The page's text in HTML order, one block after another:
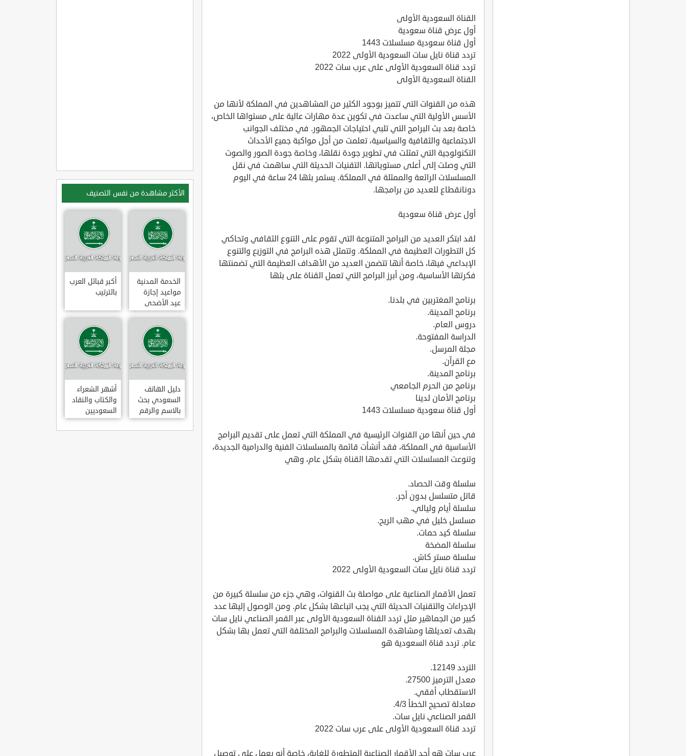
القناة السعودية الأولى
أول عرض قناة سعودية
أول قناة سعودية مسلسلات 1443
تردد قناة نايل سات السعودية الأولى 2022
تردد قناة السعودية الأولى على عرب سات 2022
القناة السعودية الأولى
هذه من القنوات التي تتميز بوجود الكثير من المشاهدين في المملكة لأنها من
الأسس الأولية التي ساعدت في تكوين عدة مهارات عالية على مستواها الخاص،
خاصة بعد بث البرامج التي تلبي احتياجات الجمهور. في مختلف الجوانب
الاجتماعية والثقافية والسياسية، تعلمت من أجل مواكبة جميع الأحداث
التكنولوجية التي تمثلت في تطوير جودة نقلها، وخاصة جودة الصور والصوت
التي وصلت إلى أعلى مستوياتها. التقنيات الحديثة التي ساهمت في نقل
المسلسلات الرائعة والممثلة في المملكة. يستمر بثها 24 ساعة في اليوم
دونانقطاع للعديد من برامجها.
أول عرض قناة سعودية
لقد ابتكر العديد من البرامج المتنوعة التي تقوم على التنوع الثقافي وتحاكي
كل التطورات العظيمة في المملكة. وتتمثل هذه البرامج في التوزيع والتنوع
الإبداعي فيها، خاصة أنها تتضمن العديد من الأهداف العظيمة التي تضمنتها
فكرتها الأساسية، ومن أبرز البرامج التي تعمل القناة على بثها
برنامج المغتربين في بلدنا.
برنامج المدينة.
دروس العام.
الدراسة المفتوحة.
مجلة المرسل.
مع القرآن.
برنامج المدينة.
برنامج من الحرم الجامعي
برنامج الأمان لدينا
أول قناة سعودية مسلسلات 1443
في حين أنها من القنوات الرئيسية في المملكة التي تعمل على تقديم البرامج
الأساسية في المملكة، فقد أنشأت قائمة بالمسلسلات الفنية والدرامية الجديدة،
وتنوعت المسلسلات التي تقدمها القناة بشكل عام، وهي
سلسلة وقت الحصاد.
قاتل متسلسل بدون أجر.
سلسلة أيام وليالي.
مسلسل خليل في مهب الريح.
سلسلة كيد حمات.
سلسلة المضخة
سلسلة مستر كاش.
تردد قناة نايل سات السعودية الأولى 2022
تعمل الأقمار الصناعية على مواصلة بث القنوات، وهي جزء من سلسلة كبيرة من
الإجراءات والتقنيات الحديثة التي يجب اتباعها بشكل عام. ومن الوصول إليها عدد
كبير من الجماهير مثل تردد القناة السعودية الأولى عبر القمر الصناعي نايل سات
بهدف تعديلها ومشاهدة المسلسلات والبرامج المختلفة التي تعمل بها بشكل
عام. تردد قناة السعودية هو
التردد 12149.
معدل الترميز 27500.
الاستقطاب أفقي.
معادلة تصحيح الخطأ 4/3.
القمر الصناعي نايل سات.
تردد قناة السعودية الأولى على عرب سات 2022
عرب سات هو أحد الأقمار الصناعية المتطورة للغاية، خاصة أنه يعمل على توصيل
الأكثر مشاهدة من نفس التصنيف
الخدمة المدنية
مواعيد إجازة
عيد الأضحى
لعام 1443هـ
متى عودة
الموظفين
بالسعودية بعد
إجازة عيد
الأضحى 1443
أكبر قبائل العرب
بالترتيب
دليل الهاتف
السعودي بحث
بالاسم والرقم
أشهر الشعراء
والكتاب والنقاد
السعوديين